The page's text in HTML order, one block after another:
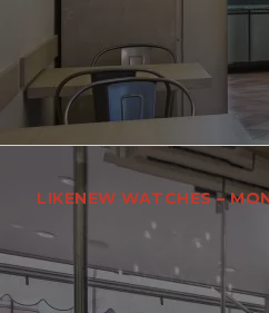
LIKENEW WATCHES –